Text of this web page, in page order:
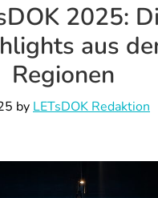
2025:
aus
Regionen
by LETsDOK Redaktion